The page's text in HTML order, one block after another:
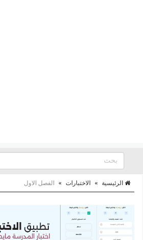
الرئيسية » الاختبارات » الفصل الاول